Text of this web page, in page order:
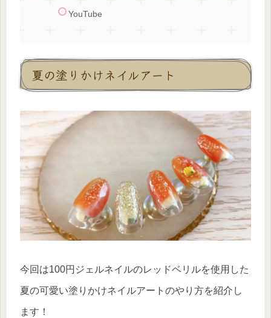
YouTube
夏の塗りかけネイルアート
今回は100円ジェルネイルのレッドベリルを使用した
夏の可愛い塗りかけネイルアートのやり方を紹介し
ます！